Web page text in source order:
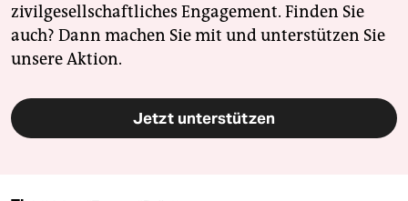
zivilgesellschaftliches Engagement. Finden Sie
auch? Dann machen Sie mit und unterstützen Sie
unsere Aktion.
Jetzt unterstützen